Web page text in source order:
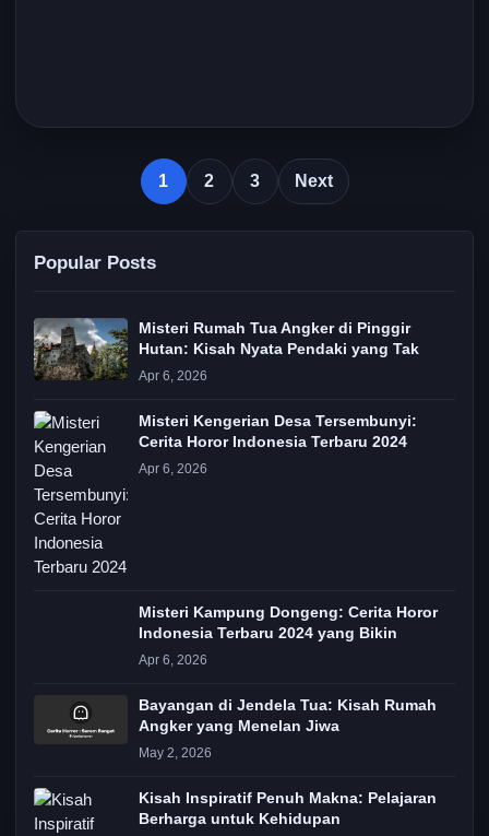
1 2 3 Next
Popular Posts
Misteri Rumah Tua Angker di Pinggir
Hutan: Kisah Nyata Pendaki yang Tak
Apr 6, 2026
Misteri Kengerian Desa Tersembunyi:
Cerita Horor Indonesia Terbaru 2024
Apr 6, 2026
Misteri Kampung Dongeng: Cerita Horor
Indonesia Terbaru 2024 yang Bikin
Apr 6, 2026
Bayangan di Jendela Tua: Kisah Rumah
Angker yang Menelan Jiwa
May 2, 2026
Kisah Inspiratif Penuh Makna: Pelajaran
Berharga untuk Kehidupan